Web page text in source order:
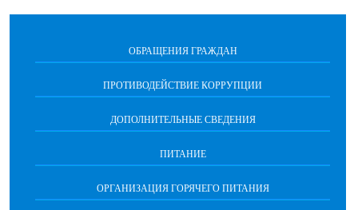
ОБРАЩЕНИЯ ГРАЖДАН
ПРОТИВОДЕЙСТВИЕ КОРРУПЦИИ
ДОПОЛНИТЕЛЬНЫЕ СВЕДЕНИЯ
ПИТАНИЕ
ОРГАНИЗАЦИЯ ГОРЯЧЕГО ПИТАНИЯ